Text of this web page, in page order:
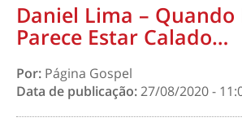
Daniel Lima – Quando
Parece Estar Calado…
Por: Página Gospel
Data de publicação:27/08/2020 -